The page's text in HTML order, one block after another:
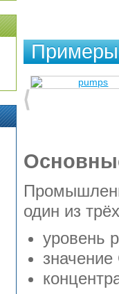
Примеры
один из
уровень